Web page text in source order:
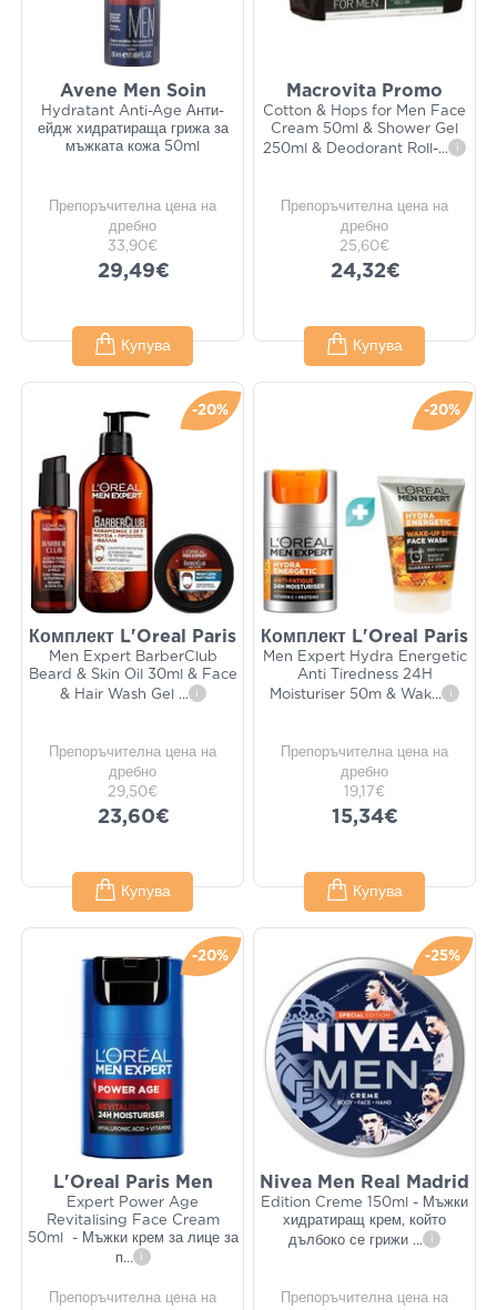
Avene Men Soin
Hydratant Anti-Age Анти-
ейдж хидратираща грижа за
мъжката кожа 50ml
Препоръчителна цена на
дребно
33,90€
29,49€
Купува
Macrovita Promo
Cotton & Hops for Men Face
Cream 50ml & Shower Gel
250ml & Deodorant Roll-... i
Препоръчителна цена на
дребно
25,60€
24,32€
Купува
-20%
Комплект L'Oreal Paris
Men Expert BarberClub
Beard & Skin Oil 30ml & Face
& Hair Wash Gel
... i
Препоръчителна цена на
дребно
29,50€
23,60€
Купува
-20%
Комплект L'Oreal Paris
Men Expert Hydra Energetic
Anti Tiredness 24H
Moisturiser 50m & Wak... i
Препоръчителна цена на
дребно
19,17€
15,34€
Купува
-20%
L'Oreal Paris Men
Expert Power Age
Revitalising Face Cream
50ml - Мъжки крем за лице за
п... i
Препоръчителна цена на
-25%
Nivea Men Real Madrid
Edition Creme 150ml - Мъжки
хидратиращ крем, който
дълбоко се грижи ... i
Препоръчителна цена на